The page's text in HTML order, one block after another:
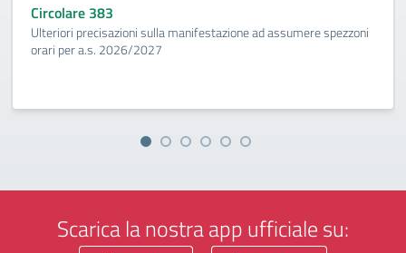
Circolare 383
Ulteriori precisazioni sulla manifestazione ad assumere spezzoni
orari per a.s. 2026/2027
Scarica la nostra app ufficiale su: